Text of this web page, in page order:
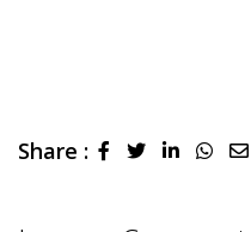
Share : LinkedIn